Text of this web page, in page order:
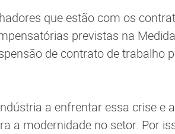
que estão com os
previstas na
de contrato de trabalho
a enfrentar essa crise e
a modernidade no setor. Por